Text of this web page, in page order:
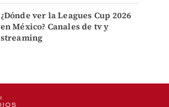
¿Dónde ver la Leagues Cup 2026
en México? Canales de tv y
streaming